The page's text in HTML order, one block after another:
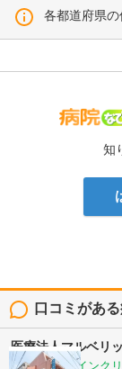
各都道府県
知
口コミがあ
医療法人マルベリ
整形外科, ペインク